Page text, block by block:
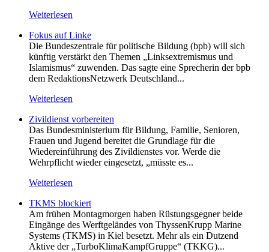
Weiterlesen
Fokus auf Linke
Die Bundeszentrale für politische Bildung (bpb) will sich
künftig verstärkt den Themen „Linksextremismus und
Islamismus“ zuwenden. Das sagte eine Sprecherin der bpb
dem RedaktionsNetzwerk Deutschland...
Weiterlesen
Zivildienst vorbereiten
Das Bundesministerium für Bildung, Familie, Senioren,
Frauen und Jugend bereitet die Grundlage für die
Wiedereinführung des Zivildienstes vor. Werde die
Wehrpflicht wieder eingesetzt, „müsste es...
Weiterlesen
TKMS blockiert
Am frühen Montagmorgen haben Rüstungsgegner beide
Eingänge des Werftgeländes von ThyssenKrupp Marine
Systems (TKMS) in Kiel besetzt. Mehr als ein Dutzend
Aktive der „TurboKlimaKampfGruppe“ (TKKG)...